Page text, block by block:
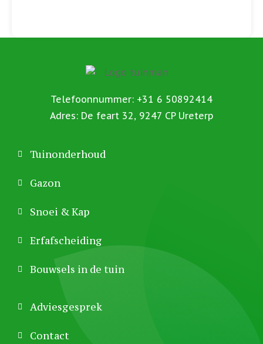
Telefoonnummer: +31 6 50892414
Adres: De feart 32, 9247 CP Ureterp
Tuinonderhoud
Gazon
Snoei & Kap
Erfafscheiding
Bouwsels in de tuin
Adviesgesprek
Contact